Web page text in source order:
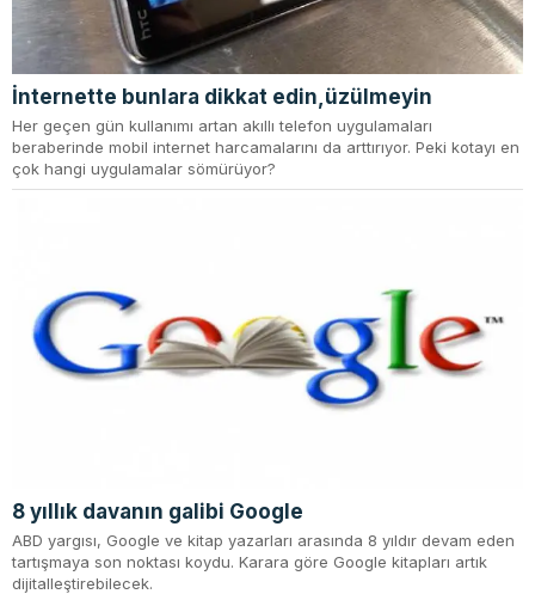
İnternette bunlara dikkat edin,üzülmeyin
Her geçen gün kullanımı artan akıllı telefon uygulamaları
beraberinde mobil internet harcamalarını da arttırıyor. Peki kotayı en
çok hangi uygulamalar sömürüyor?
8 yıllık davanın galibi Google
ABD yargısı, Google ve kitap yazarları arasında 8 yıldır devam eden
tartışmaya son noktası koydu. Karara göre Google kitapları artık
dijitalleştirebilecek.